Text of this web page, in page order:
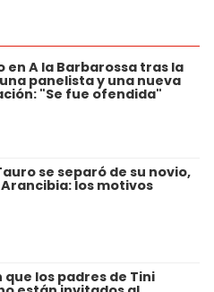
en A la Barbarossa tras la
panelista y una nueva
"Se fue ofendida"
se separó de su novio,
los motivos
los padres de Tini